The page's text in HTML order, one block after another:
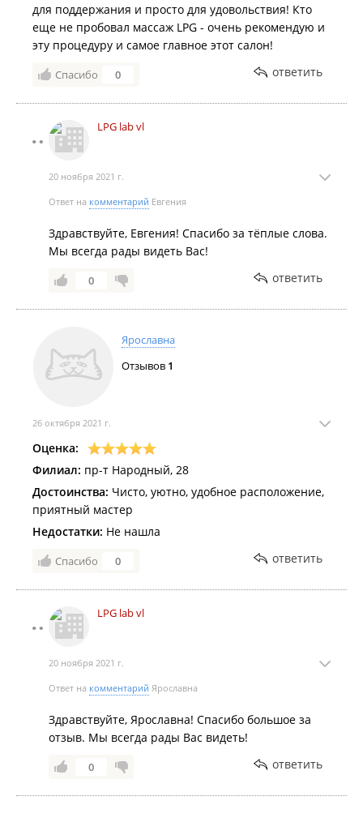
для поддержания и просто для удовольствия! Кто
еще не пробовал массаж LPG - очень рекомендую и
эту процедуру и самое главное этот салон!
Спасибо 0 ответить
LPG lab vl
20 ноября 2021 г.
Ответ на комментарий Евгения
Здравствуйте, Евгения! Спасибо за тёплые слова.
Мы всегда рады видеть Вас!
0 ответить
Ярославна
Отзывов 1
26 октября 2021 г.
Оценка:
Филиал: пр-т Народный, 28
Достоинства: Чисто, уютно, удобное расположение,
приятный мастер
Недостатки: Не нашла
Спасибо 0 ответить
LPG lab vl
20 ноября 2021 г.
Ответ на комментарий Ярославна
Здравствуйте, Ярославна! Спасибо большое за
отзыв. Мы всегда рады Вас видеть!
0 ответить